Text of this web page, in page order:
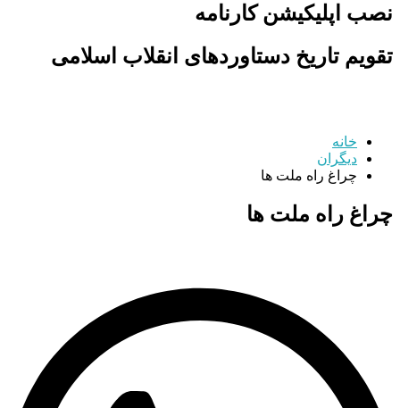
نصب اپلیکیشن کارنامه
تقویم تاریخ دستاوردهای انقلاب اسلامی
خانه
دیگران
چراغ راه ملت ها
چراغ راه ملت ها